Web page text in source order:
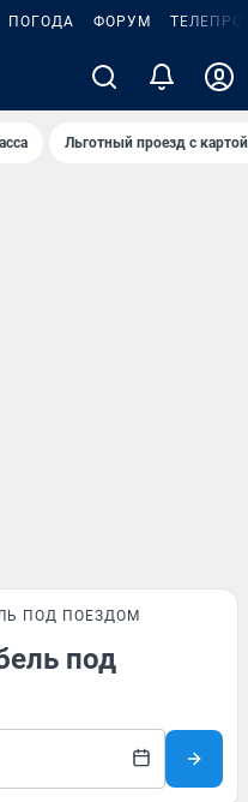
ПОГОДА ФОРУМ
Льготный проезд с
ПОД ПОЕЗДОМ
под